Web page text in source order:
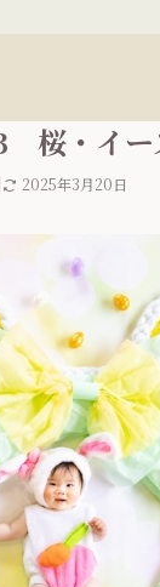
桜・イー
2025年3月20日